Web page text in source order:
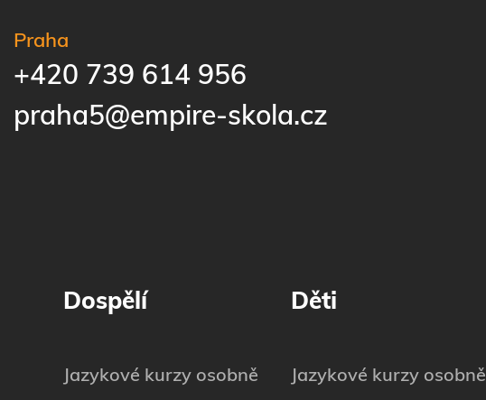
Praha
+420 739 614 956
praha5@empire-skola.cz
Dospělí
Jazykové kurzy osobně
Děti
Jazykové kurzy osobně